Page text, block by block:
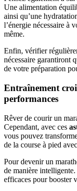
Une alimentation
ainsi qu’une
l’énergie nécessaire à
même.
Enfin, vérifier
nécessaire garantiront
de votre préparation
Entraînement
performances
Rêver de courir un
Cependant, avec ces
vous pouvez
de la course à pied
Pour devenir un
de manière
efficaces pour booster